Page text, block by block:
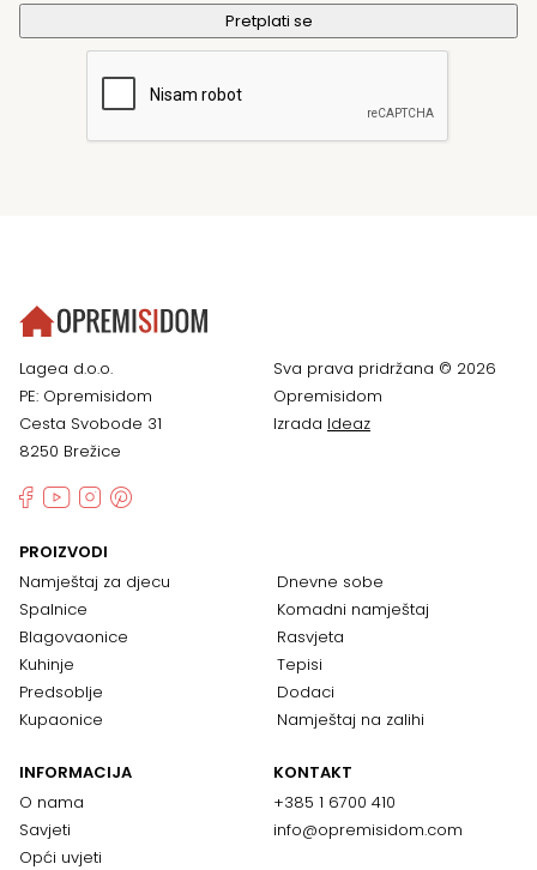
Lagea d.o.o.
PE: Opremisidom
Cesta Svobode 31
8250 Brežice
Sva prava pridržana © 2026
Opremisidom
Izrada Ideaz
PROIZVODI
Namještaj za djecu
Spalnice
Blagovaonice
Kuhinje
Predsoblje
Kupaonice
Dnevne sobe
Komadni namještaj
Rasvjeta
Tepisi
Dodaci
Namještaj na zalihi
INFORMACIJA
O nama
Savjeti
Opći uvjeti
KONTAKT
+385 1 6700 410
info@opremisidom.com